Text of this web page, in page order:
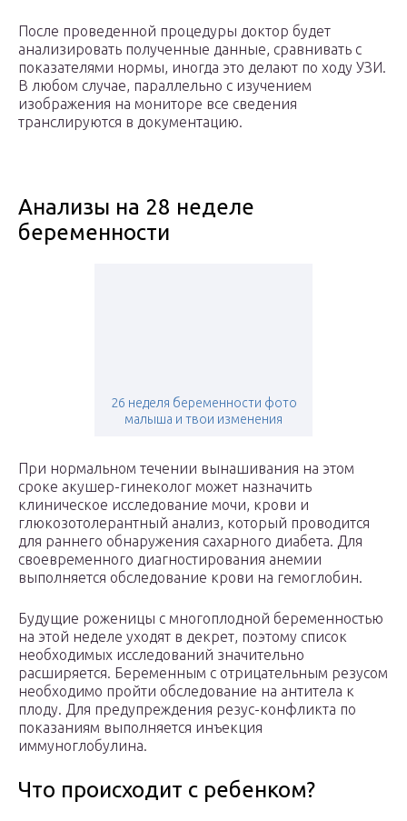
После проведенной процедуры доктор будет
анализировать полученные данные, сравнивать с
показателями нормы, иногда это делают по ходу УЗИ.
В любом случае, параллельно с изучением
изображения на мониторе все сведения
транслируются в документацию.
Анализы на 28 неделе
беременности
26 неделя беременности фото
малыша и твои изменения
При нормальном течении вынашивания на этом
сроке акушер-гинеколог может назначить
клиническое исследование мочи, крови и
глюкозотолерантный анализ, который проводится
для раннего обнаружения сахарного диабета. Для
своевременного диагностирования анемии
выполняется обследование крови на гемоглобин.
Будущие роженицы с многоплодной беременностью
на этой неделе уходят в декрет, поэтому список
необходимых исследований значительно
расширяется. Беременным с отрицательным резусом
необходимо пройти обследование на антитела к
плоду. Для предупреждения резус-конфликта по
показаниям выполняется инъекция
иммуноглобулина.
Что происходит с ребенком?